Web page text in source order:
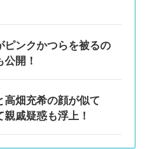
ピンクかつらを被るの
開！
高畑充希の顔が似て
戚疑惑も浮上！